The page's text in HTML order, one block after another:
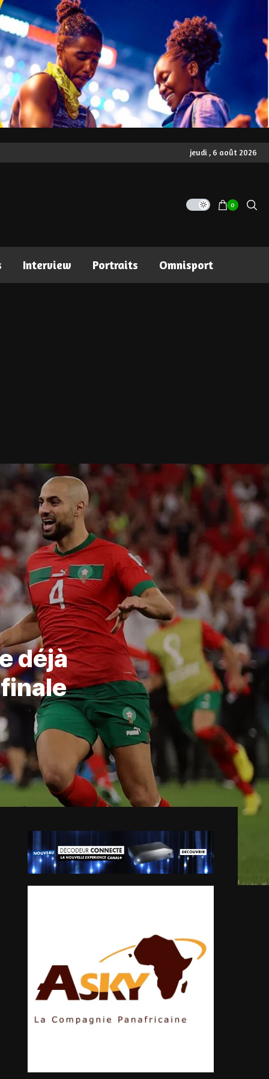
jeudi , 6 août 2026
0
Interview Portraits Omnisport
déjà